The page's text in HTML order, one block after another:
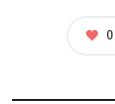
좋
0